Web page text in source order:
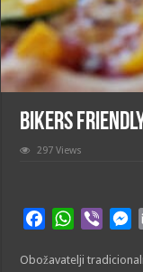
BIKERS
297 Views
c
W
a
b
s
Obožavatelji